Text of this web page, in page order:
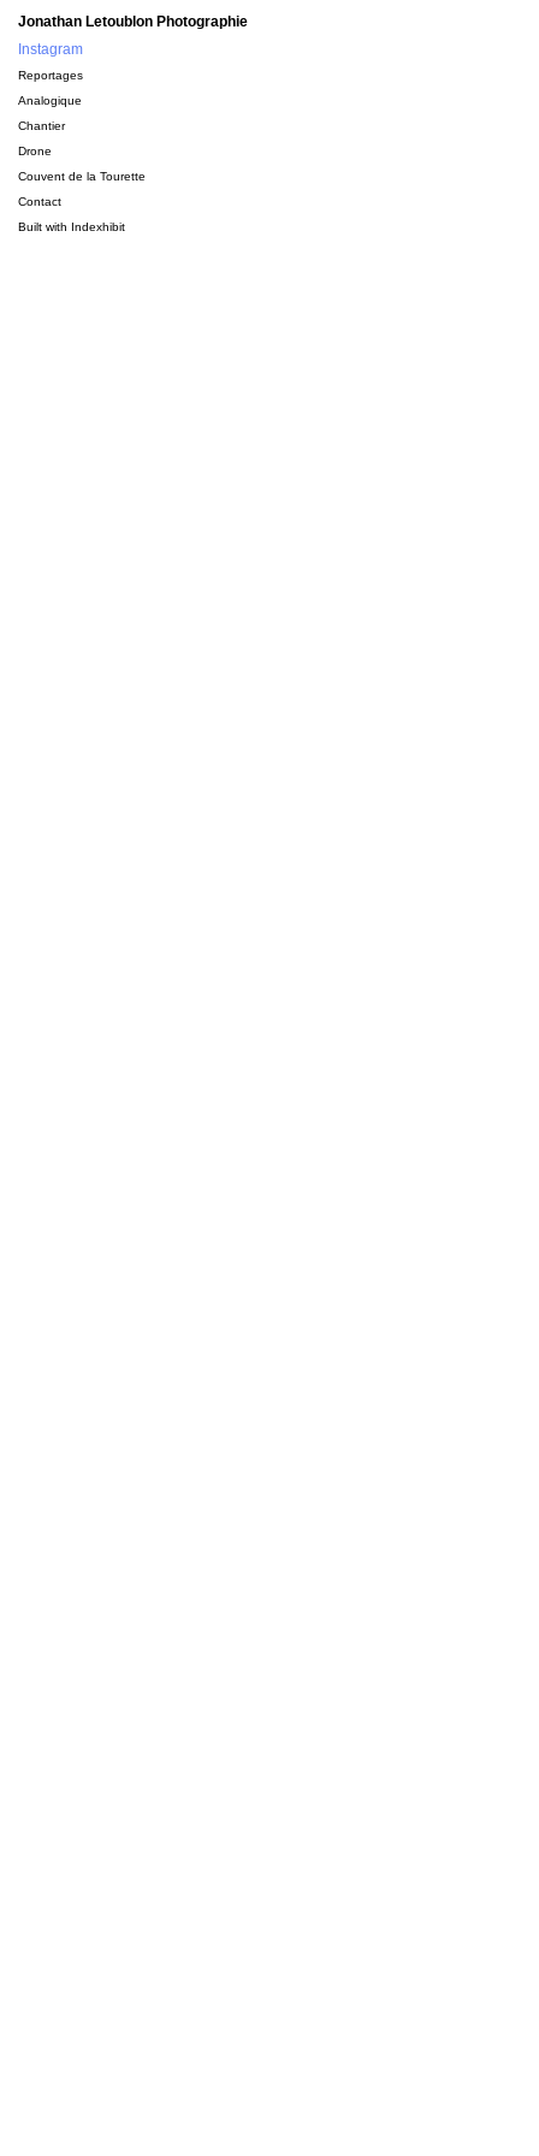
Jonathan Letoublon Photographie
Instagram
Reportages
Analogique
Chantier
Drone
Couvent de la Tourette
Contact
Built with Indexhibit